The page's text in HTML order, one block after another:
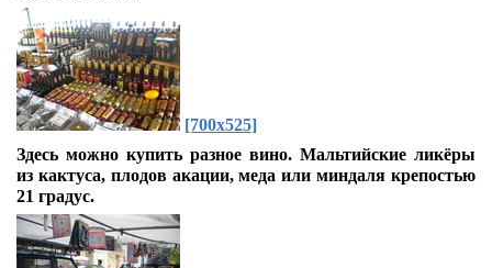
[700x525]
Здесь можно купить разное вино. Мальтийские ликёры
из кактуса, плодов акации, меда или миндаля крепостью
21 градус.